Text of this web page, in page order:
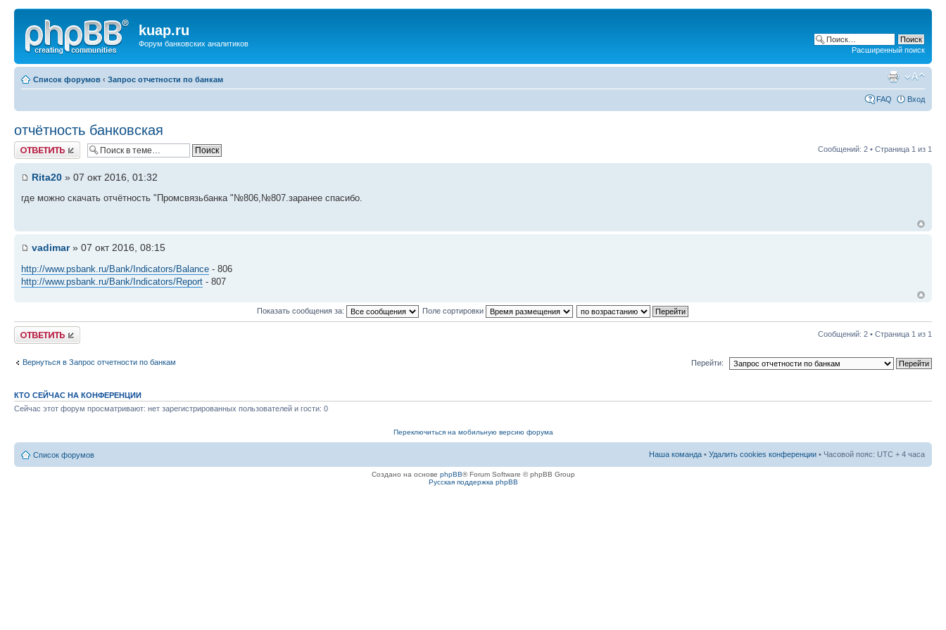
kuap.ru
Форум банковских аналитиков
Расширенный поиск
Список форумов ‹ Запрос отчетности по банкам
FAQ Вход
отчётность банковская
Ответить Сообщений: 2 • Страница 1 из 1
Rita20 » 07 окт 2016, 01:32
где можно скачать отчётность "Промсвязьбанка "№806,№807.заранее спасибо.
vadimar» 07 окт 2016, 08:15
http://www.psbank.ru/Bank/Indicators/Balance - 806
http://www.psbank.ru/Bank/Indicators/Report - 807
Показать сообщения за: Поле сортировки
Ответить Сообщений: 2 • Страница 1 из 1
Вернуться в Запрос отчетности по банкам Перейти:
КТО СЕЙЧАС НА КОНФЕРЕНЦИИ
Сейчас этот форум просматривают: нет зарегистрированных пользователей и гости: 0
Переключиться на мобильную версию форума
Список форумов Наша команда • Удалить cookies конференции • Часовой пояс: UTC + 4 часа
Создано на основе phpBB® Forum Software © phpBB Group
Русская поддержка phpBB